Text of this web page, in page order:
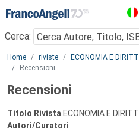
Menu
Cerca:
Main content
Home riviste ECONOMIA E
Recensioni
Recensioni
Titolo Rivista ECONOMIA E
Autori/Curatori